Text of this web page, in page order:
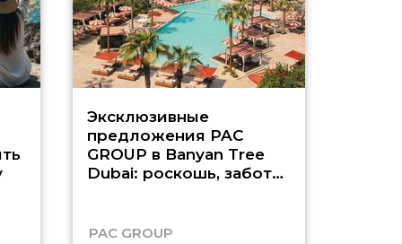
Эксклюзивные
предложения PAC
GROUP в Banyan Tree
Dubai: роскошь, забота
PAC GROUP